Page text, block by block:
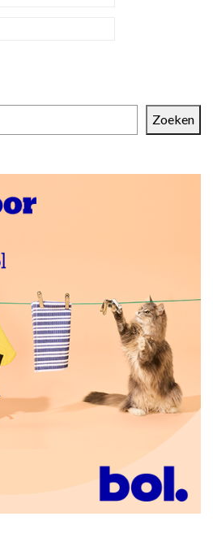
Zoeken